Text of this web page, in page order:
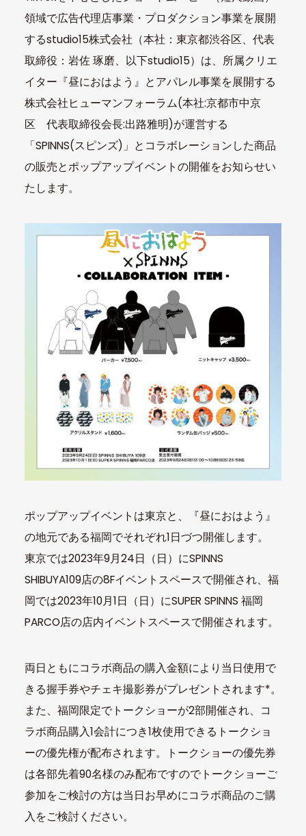
領域で広告代理店事業・プロダクション事業を展開
するstudio15株式会社（本社：東京都渋谷区、代表
取締役：岩佐 琢磨、以下studio15）は、所属クリエ
イター『昼におはよう』とアパレル事業を展開する
株式会社ヒューマンフォーラム(本社:京都市中京
区 代表取締役会長:出路雅明)が運営する
「SPINNS(スピンズ)」とコラボレーションした商品
の販売とポップアップイベントの開催をお知らせい
たします。
ポップアップイベントは東京と、『昼におはよう』
の地元である福岡でそれぞれ1日づつ開催します。
東京では2023年9月24日（日）にSPINNS
SHIBUYA109店の8Fイベントスペースで開催され、福
岡では2023年10月1日（日）にSUPER SPINNS 福岡
PARCO店の店内イベントスペースで開催されます。
両日ともにコラボ商品の購入金額により当日使用で
きる握手券やチェキ撮影券がプレゼントされます*。
また、福岡限定でトークショーが2部開催され、コ
ラボ商品購入1会計につき1枚使用できるトークショ
ーの優先権が配布されます。トークショーの優先券
は各部先着90名様のみ配布ですのでトークショーご
参加をご検討の方は当日お早めにコラボ商品のご購
入をご検討ください。